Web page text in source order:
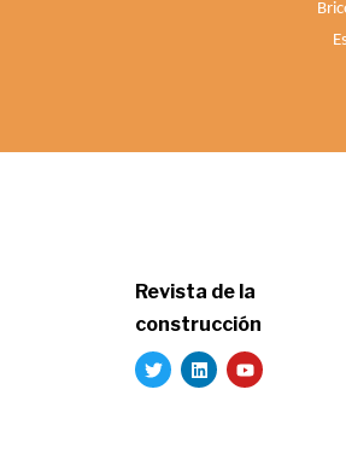
Revista de la
construcción